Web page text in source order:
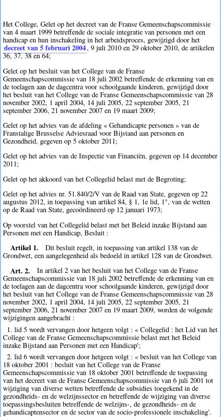
Het College, Gelet op het decreet van de Franse Gemeenschapscommissie
van 4 maart 1999 betreffende de sociale integratie van personen met een
handicap en hun inschakeling in het arbeidsproces, gewijzigd door het
decreet van 5 februari 2004, 9 juli 2010 en 29 oktober 2010, de artikelen
36, 37, 38 en 64;
Gelet op het besluit van het College van de Franse
Gemeenschapscommissie van 18 juli 2002 betreffende de erkenning van en
de toelagen aan de dagcentra voor schoolgaande kinderen, gewijzigd door
het besluit van het College van de Franse Gemeenschapscommissie van 28
november 2002, 1 april 2004, 14 juli 2005, 22 september 2005, 21
september 2006, 21 november 2007 en 19 maart 2009;
Gelet op het advies van de afdeling « Gehandicapte personen » van de
Franstalige Brusselse Adviesraad voor Bijstand aan personen en
Gezondheid, gegeven op 5 oktober 2011;
Gelet op het advies van de Inspectie van Financiën, gegeven op 14 december
2011;
Gelet op het akkoord van het Collegelid belast met de Begroting;
Gelet op het advies nr. 51.840/2/V van de Raad van State, gegeven op 22
augustus 2012, in toepassing van artikel 84, § 1, 1e lid, 1°, van de wetten
op de Raad van State, gecoördineerd op 12 januari 1973;
Op voorstel van het Collegelid belast met het Beleid inzake Bijstand aan
Personen met een Handicap, Besluit :
Artikel 1.
Dit besluit regelt, in toepassing van artikel 138 van de
Grondwet, een aangelegenheid als bedoeld in artikel 128 van de Grondwet.
Art. 2.
In artikel 2 van het besluit van het College van de Franse
Gemeenschapscommissie van 18 juli 2002 betreffende de erkenning van en
de toelagen aan de dagcentra voor schoolgaande kinderen, gewijzigd door
het besluit van het College van de Franse Gemeenschapscommissie van 28
november 2002, 1 april 2004, 14 juli 2005, 22 september 2005, 21
september 2006, 21 november 2007 en 19 maart 2009, worden de volgende
wijzigingen aangebracht :
1. lid 5 wordt vervangen door hetgeen volgt : « Collegelid : het Lid van het
College van de Franse Gemeenschapscommissie belast met het Beleid
inzake Bijstand aan Personen met een Handicap';
2. lid 6 wordt vervangen door hetgeen volgt : « besluit van het College van
18 oktober 2001 : besluit van het College van de Franse
Gemeenschapscommissie van 18 oktober 2001 betreffende de toepassing
van het decreet van de Franse Gemeenschapscommissie van 6 juli 2001 tot
wijziging van diverse wetten betreffende de subsidies toegekend in de
gezondheids- en de welzijnssector en betreffende de wijziging van diverse
toepassingsbesluiten betreffende de welzijns-, de gezondheids- en de
gehandicaptensector en de sector van de socio-professionele inschakeling'.